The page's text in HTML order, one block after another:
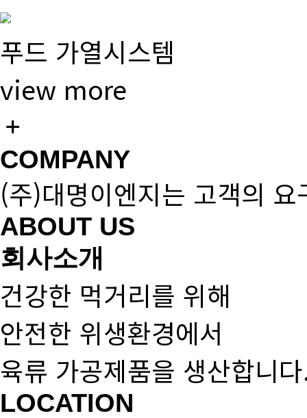
푸드 가열시스템
view more
COMPANY
(주)대명이엔지는 고객의
ABOUT US
회사소개
건강한 먹거리를 위해
안전한 위생환경에서
육류 가공제품을 생산합니
LOCATION